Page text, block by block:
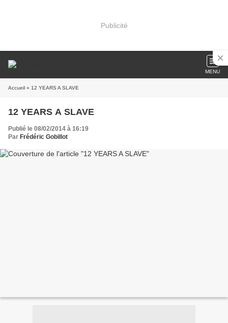
Publicité
MENU
Accueil » 12 YEARS A SLAVE
12 YEARS A SLAVE
Publié le 08/02/2014 à 16:19
Par Frédéric Gobillot